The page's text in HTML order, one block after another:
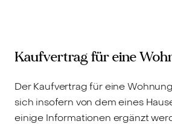
Kaufvertrag für eine
Der Kaufvertrag für eine
sich insofern von dem eines
einige Informationen ergänzt